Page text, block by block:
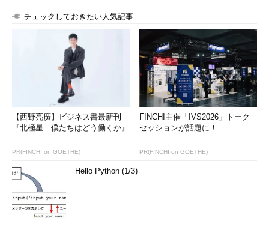
チェックしておきたい人気記事
【西野亮廣】ビジネス書最新刊
『北極星 僕たちはどう働くか』
PR(FINCHI on GOETHE)
FINCHI主催「IVS2026」トーク
セッションが話題に！
PR(FINCHI on GOETHE)
Hello Python (1/3)